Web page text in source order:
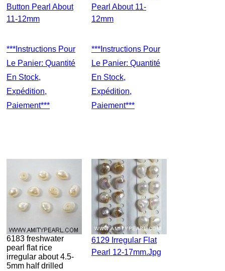
Button Pearl About
11-12mm
***Instructions Pour
Le Panier: Quantité
En Stock,
Expédition,
Paiement***
Pearl About 11-
12mm
***Instructions Pour
Le Panier: Quantité
En Stock,
Expédition,
Paiement***
6183 freshwater
pearl flat rice
irregular about 4.5-
5mm half drilled
6129 Irregular Flat
Pearl 12-17mm.jpg